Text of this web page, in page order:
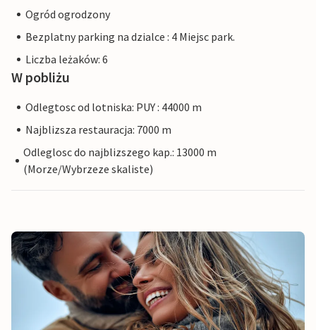
Ogród ogrodzony
Bezplatny parking na dzialce : 4 Miejsc park.
Liczba leżaków: 6
W pobliżu
Odlegtosc od lotniska: PUY : 44000 m
Najblizsza restauracja: 7000 m
Odleglosc do najblizszego kap.: 13000 m
(Morze/Wybrzeze skaliste)